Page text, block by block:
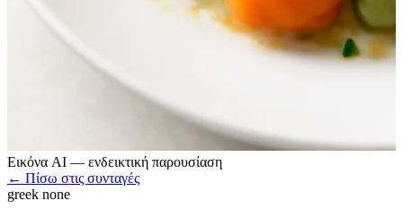
Εικόνα AI — ενδεικτική παρουσίαση
← Πίσω στις συνταγές
greek none